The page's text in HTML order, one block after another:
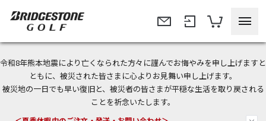
令和8年熊本地震により亡くなられた方々に謹んでお悔やみを申し上げますと
ともに、被災された皆さまに心よりお見舞い申し上げます。
被災地の一日でも早い復旧と、被災者の皆さまが平穏な生活を取り戻される
ことを祈念いたします。
今なら新規会員登録で1,000円OFFクーポンプレゼント！
＜商品配送に関するお知らせ＞